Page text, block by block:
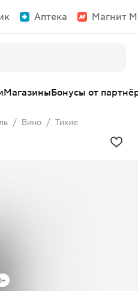
Аптека Магнит
МагазиныБонусы от
/ Вино / Тихие